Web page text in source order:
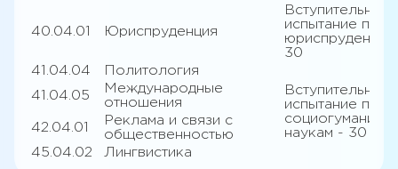
40.04.01 Юриспруденция
Вступительное
испытание по
юриспруденции
30
41.04.04
Политология
Вступительное
испытание по
наукам - 30
41.04.05
Международные
отношения
42.04.01
Реклама и связи с
общественностью
45.04.02
Лингвистика